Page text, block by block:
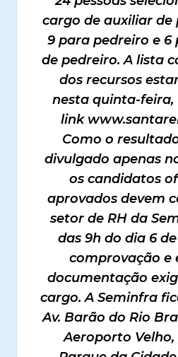
cargo de auxiliar de
9 para pedreiro e
de pedreiro. A lista
dos recursos
nesta quinta-feira,
link
Como o
divulgado apenas
os candidatos
aprovados devem
setor de RH da
das 9h do dia 6
comprovação e
documentação
cargo. A Seminfra
Av. Barão do Rio
Aeroporto